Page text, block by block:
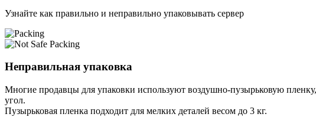
Узнайте как правильно и неправильно упаковывать сервер
Неправильная упаковка
Многие продавцы для упаковки используют воздушно-пузырьковую
угол.
Пузырьковая пленка подходит для мелких деталей весом до 3 кг.